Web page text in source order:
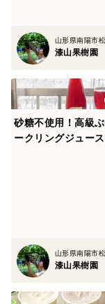
代々続く技術と
味しく育つこと
るまで、日の出
込めて育てていま
～鮮度を守るスピ
新鮮なぶどうは
山形県南陽市
漆山果樹園
砂糖不使用！高級
ークリングジュー
山形県南陽市
漆山果樹園